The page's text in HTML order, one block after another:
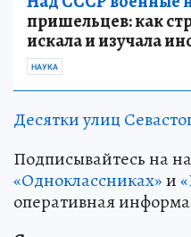
пришельцев: как
искала и изучала
НАУКА
Десятки улиц
Подписывайтесь на
«Одноклассниках»и
оперативная